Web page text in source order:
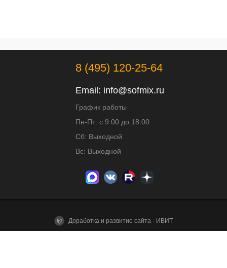
8 (495) 120-25-64
Email: info@sofmix.ru
График работы
Пн-Пт: с 9:00 до 18:00
Сб: Выходной
Вс: Выходной
Доработка и развитие сайта - ИВИТ